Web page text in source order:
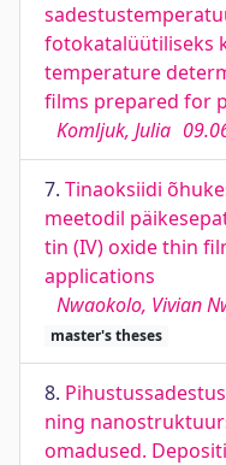
fotokatalüütiliseks
temperature
films prepared for
Komljuk, Julia
7. Tinaoksiidi
meetodil
tin (IV) oxide thin
applications
Nwaokolo, Vivian
master's theses
8.
ning
omadused.